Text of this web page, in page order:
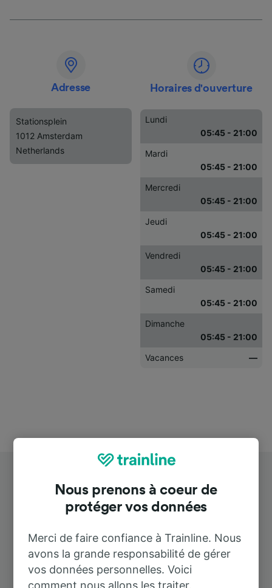
Adresse
Stationsplein
1012 Amsterdam
Netherlands
Horaires d'ouverture
Lundi
05:45 - 21:00
Mardi
05:45 - 21:00
Mercredi
05:45 - 21:00
Jeudi
05:45 - 21:00
Vendredi
05:45 - 21:00
Samedi
05:45 - 21:00
Dimanche
05:45 - 21:00
Vacances
—
Destinations populaires depuis
Amsterdam-Centraal
Nous prenons à coeur de
protéger vos données
Merci de faire confiance à Trainline. Nous
avons la grande responsabilité de gérer
vos données personnelles. Voici
comment nous allons les traiter.